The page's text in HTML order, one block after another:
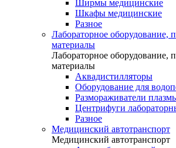
Ширмы медицинские
Шкафы медицинские
Разное
Лабораторное оборудование,
материалы
Лабораторное оборудование,
материалы
Аквадистилляторы
Оборудование для
Размораживатели
Центрифуги
Разное
Медицинский автотранспорт
Медицинский автотранспорт